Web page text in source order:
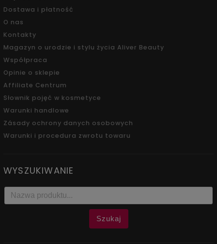
Dostawa i płatność
O nas
Kontakty
Magazyn o urodzie i stylu życia Aliver Beauty
Współpraca
Opinie o sklepie
Affiliate Centrum
Słownik pojęć w kosmetyce
Warunki handlowe
Zásady ochrony danych osobowych
Warunki i procedura zwrotu towaru
WYSZUKIWANIE
Szukaj